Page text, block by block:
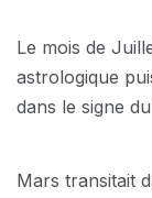
Le mois de
astrologique
dans le signe
Mars transitait